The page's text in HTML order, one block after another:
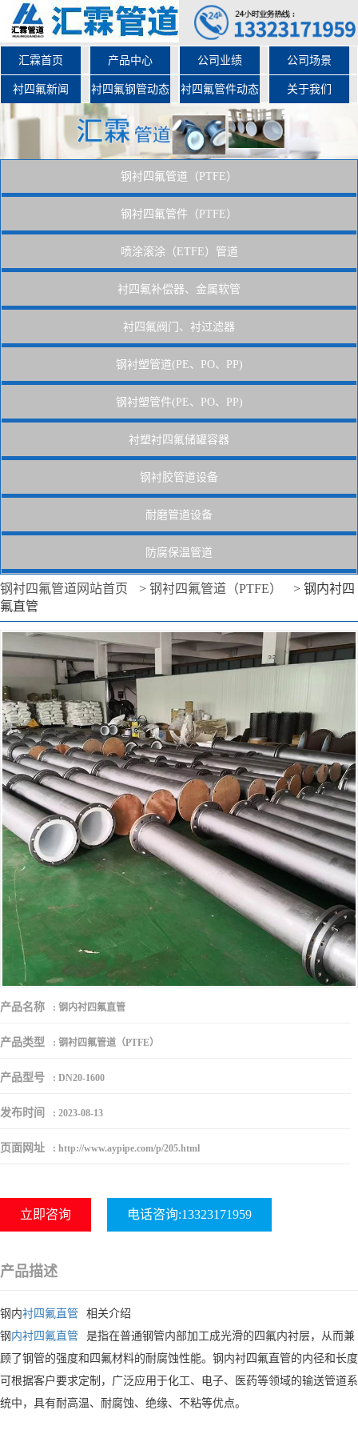
汇霖首页 产品中心 公司业绩 公司场景
衬四氟新闻 衬四氟钢管动态 衬四氟管件动态 关于我们
钢衬四氟管道（PTFE）
钢衬四氟管件（PTFE）
喷涂滚涂（ETFE）管道
衬四氟补偿器、金属软管
衬四氟阀门、衬过滤器
钢衬塑管道(PE、PO、PP)
钢衬塑管件(PE、PO、PP)
衬塑衬四氟储罐容器
钢衬胶管道设备
耐磨管道设备
防腐保温管道
钢衬四氟管道网站首页 > 钢衬四氟管道（PTFE） > 钢内衬四
氟直管
产品名称 : 钢内衬四氟直管
产品类型 : 钢衬四氟管道（PTFE）
产品型号 : DN20-1600
发布时间 : 2023-08-13
页面网址 : http://www.aypipe.com/p/205.html
立即咨询 电话咨询:13323171959
产品描述
钢内衬四氟直管
相关介绍
钢 内衬四氟直管
是指在普通钢管内部加工成光滑的四氟内衬层，从而兼
顾了钢管的强度和四氟材料的耐腐蚀性能。钢内衬四氟直管的内径和长度
可根据客户要求定制，广泛应用于化工、电子、医药等领域的输送管道系
统中，具有耐高温、耐腐蚀、绝缘、不粘等优点。